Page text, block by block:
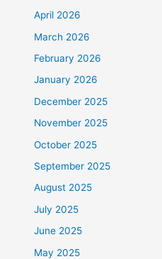
April 2026
March 2026
February 2026
January 2026
December 2025
November 2025
October 2025
September 2025
August 2025
July 2025
June 2025
May 2025